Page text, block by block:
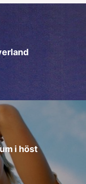
i höst